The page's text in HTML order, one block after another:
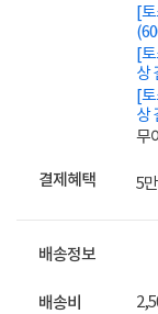
[
[
상
[
상
무
결제혜택 5
배송정보
배송비